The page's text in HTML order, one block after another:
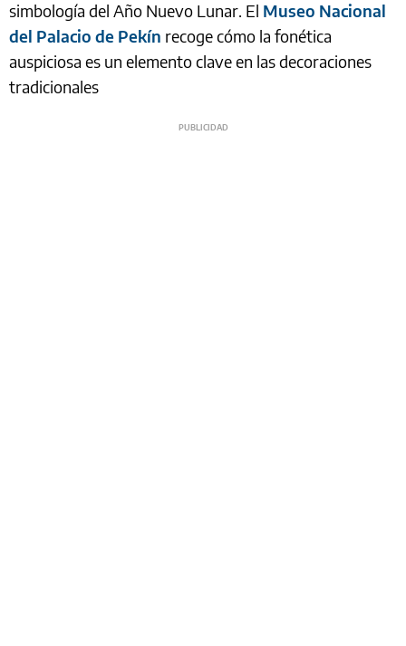
simbología del Año Nuevo Lunar. El Museo Nacional
del Palacio de Pekín recoge cómo la fonética
auspiciosa es un elemento clave en las decoraciones
tradicionales